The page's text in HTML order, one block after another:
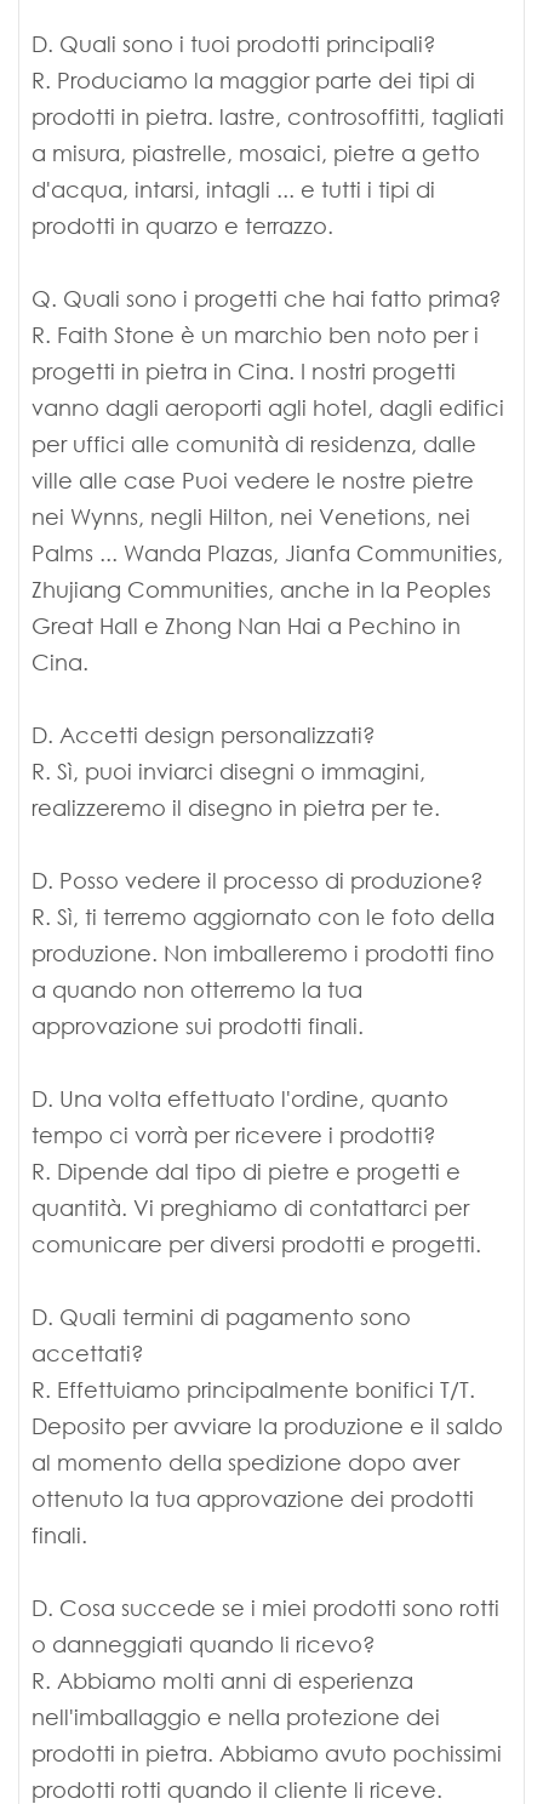
D. Quali sono i tuoi prodotti principali?
R. Produciamo la maggior parte dei tipi di
prodotti in pietra. lastre, controsoffitti, tagliati
a misura, piastrelle, mosaici, pietre a getto
d'acqua, intarsi, intagli ... e tutti i tipi di
prodotti in quarzo e terrazzo.
Q. Quali sono i progetti che hai fatto prima?
R. Faith Stone è un marchio ben noto per i
progetti in pietra in Cina. I nostri progetti
vanno dagli aeroporti agli hotel, dagli edifici
per uffici alle comunità di residenza, dalle
ville alle case Puoi vedere le nostre pietre
nei Wynns, negli Hilton, nei Venetions, nei
Palms ... Wanda Plazas, Jianfa Communities,
Zhujiang Communities, anche in la Peoples
Great Hall e Zhong Nan Hai a Pechino in
Cina.
D. Accetti design personalizzati?
R. Sì, puoi inviarci disegni o immagini,
realizzeremo il disegno in pietra per te.
D. Posso vedere il processo di produzione?
R. Sì, ti terremo aggiornato con le foto della
produzione. Non imballeremo i prodotti fino
a quando non otterremo la tua
approvazione sui prodotti finali.
D. Una volta effettuato l'ordine, quanto
tempo ci vorrà per ricevere i prodotti?
R. Dipende dal tipo di pietre e progetti e
quantità. Vi preghiamo di contattarci per
comunicare per diversi prodotti e progetti.
D. Quali termini di pagamento sono
accettati?
R. Effettuiamo principalmente bonifici T/T.
Deposito per avviare la produzione e il saldo
al momento della spedizione dopo aver
ottenuto la tua approvazione dei prodotti
finali.
D. Cosa succede se i miei prodotti sono rotti
o danneggiati quando li ricevo?
R. Abbiamo molti anni di esperienza
nell'imballaggio e nella protezione dei
prodotti in pietra. Abbiamo avuto pochissimi
prodotti rotti quando il cliente li riceve.